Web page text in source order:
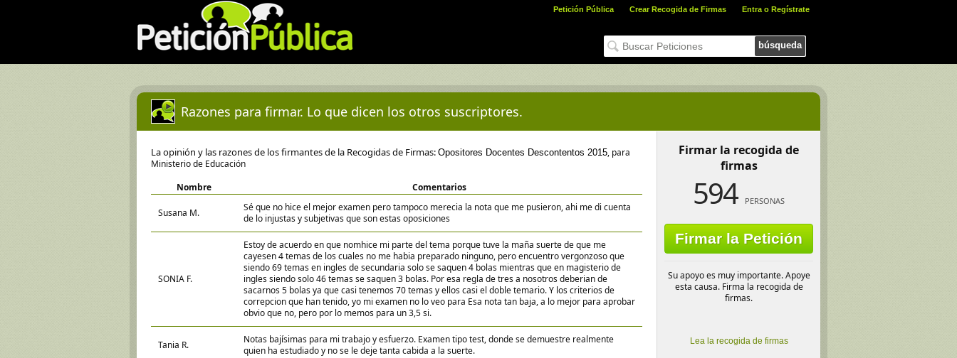
Petición Pública Crear Recogida de Firmas Entra o Regístrate
búsqueda
Razones para firmar. Lo que dicen los otros suscriptores.
La opinión y las razones de los firmantes de la Recogidas de Firmas: Opositores Docentes Descontentos 2015, para
Ministerio de Educación
Nombre
Comentarios
Susana M.
Sé que no hice el mejor examen pero tampoco merecia la nota que me pusieron, ahi me di cuenta
de lo injustas y subjetivas que son estas oposiciones
SONIA F.
Estoy de acuerdo en que nomhice mi parte del tema porque tuve la maña suerte de que me
cayesen 4 temas de los cuales no me habia preparado ninguno, pero encuentro vergonzoso que
siendo 69 temas en ingles de secundaria solo se saquen 4 bolas mientras que en magisterio de
ingles siendo solo 46 temas se saquen 3 bolas. Por esa regla de tres a nosotros deberian de
sacarnos 5 bolas ya que casi tenemos 70 temas y ellos casi el doble temario. Y los criterios de
correpcion que han tenido, yo mi examen no lo veo para Esa nota tan baja, a lo mejor para aprobar
obvio que no, pero por lo memos para un 3,5 si.
Tania R.
Notas bajísimas para mi trabajo y esfuerzo. Examen tipo test, donde se demuestre realmente
quien ha estudiado y no se le deje tanta cabida a la suerte.
Firmar la recogida de
firmas
594 PERSONAS
Firmar la Petición
Su apoyo es muy importante. Apoye
esta causa. Firma la recogida de
firmas.
Lea la recogida de firmas